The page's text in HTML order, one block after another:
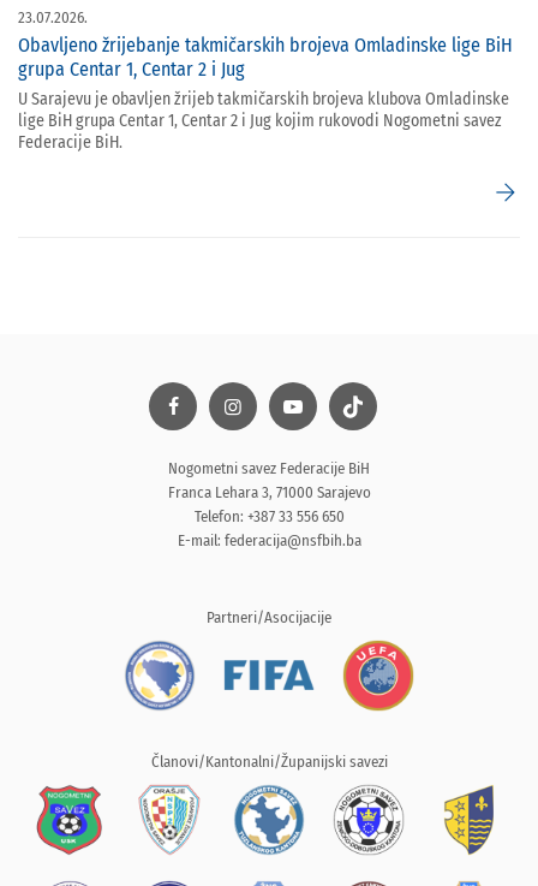
23.07.2026.
Obavljeno žrijebanje takmičarskih brojeva Omladinske lige BiH
grupa Centar 1, Centar 2 i Jug
U Sarajevu je obavljen žrijeb takmičarskih brojeva klubova Omladinske
lige BiH grupa Centar 1, Centar 2 i Jug kojim rukovodi Nogometni savez
Federacije BiH.
arrow_forward
Nogometni savez Federacije BiH
Franca Lehara 3, 71000 Sarajevo
Telefon: +387 33 556 650
E-mail: federacija@nsfbih.ba
Partneri/Asocijacije
Članovi/Kantonalni/Županijski savezi